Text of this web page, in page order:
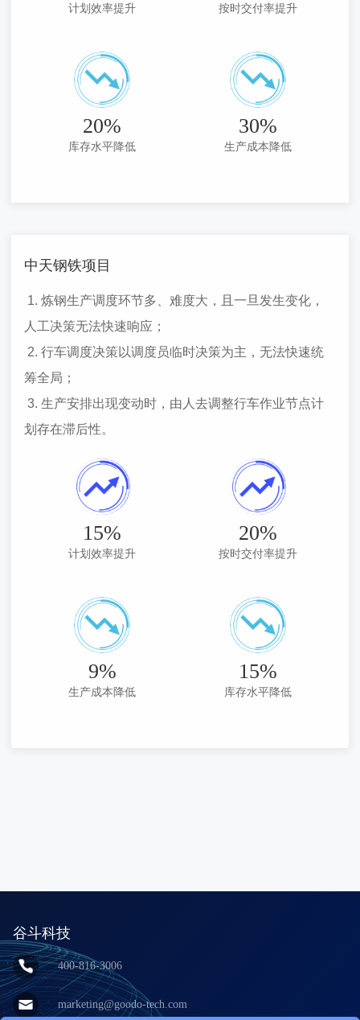
计划效率提升 按时交付率提升
20%
库存水平降低
30%
生产成本降低
中天钢铁项目
1. 炼钢生产调度环节多、难度大，且一旦发生变化，
人工决策无法快速响应；
2. 行车调度决策以调度员临时决策为主，无法快速统
筹全局；
3. 生产安排出现变动时，由人去调整行车作业节点计
划存在滞后性。
15%
计划效率提升
20%
按时交付率提升
9%
生产成本降低
15%
库存水平降低
谷斗科技
400-816-3006
marketing@goodo-tech.com